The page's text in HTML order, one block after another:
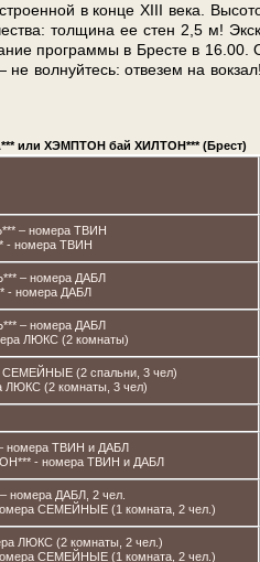
в кон­це ХІІІ ве­ка.
тол­щи­на ее стен 2,5 м!
про­грам­мы в Бре­сте в 16.00.
волнуйтесь: отвезем на
или ХЭМПТОН бай ХИЛТОН*** (Брест)
– номера ТВИН
- номера ТВИН
– номера ДАБЛ
- номера ДАБЛ
– номера ДАБЛ
ЛЮКС (2 комнаты)
(2 спальни, 3 чел)
ЛЮКС (2 комнаты, 3 чел)
номера ТВИН и ДАБЛ
- номера ТВИН и ДАБЛ
номера ДАБЛ, 2 чел.
СЕМЕЙНЫЕ (1 комната, 2 чел.)
ЛЮКС (2 комнаты, 2 чел.)
СЕМЕЙНЫЕ (1 комната, 2 чел.)